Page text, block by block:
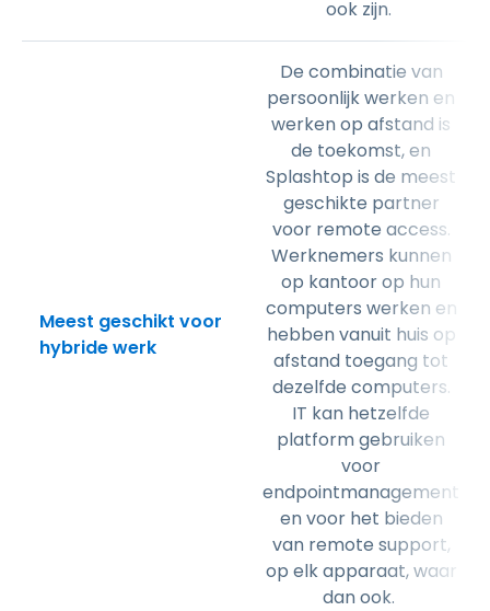
ook zijn.
Meest geschikt voor
hybride werk
De combinatie van
persoonlijk werken en
werken op afstand is
de toekomst, en
Splashtop is de meest
geschikte partner
voor remote access.
Werknemers kunnen
op kantoor op hun
computers werken en
hebben vanuit huis op
afstand toegang tot
dezelfde computers.
IT kan hetzelfde
platform gebruiken
voor
endpointmanagement
en voor het bieden
van remote support,
op elk apparaat, waar
dan ook.